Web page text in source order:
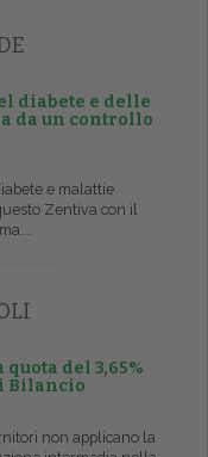
diabete e delle
da un controllo
e malattie
Zentiva con il
del 3,65%
Bilancio
non applicano la